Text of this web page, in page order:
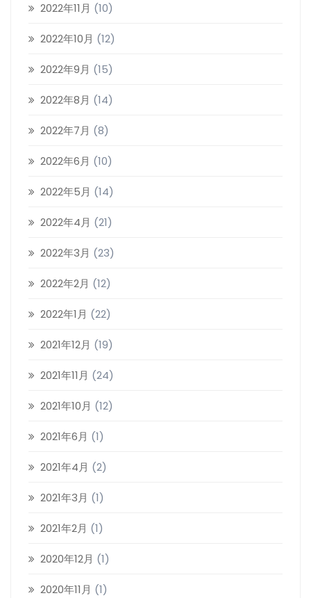
2022年11月 (10)
2022年10月 (12)
2022年9月 (15)
2022年8月 (14)
2022年7月 (8)
2022年6月 (10)
2022年5月 (14)
2022年4月 (21)
2022年3月 (23)
2022年2月 (12)
2022年1月 (22)
2021年12月 (19)
2021年11月 (24)
2021年10月 (12)
2021年6月 (1)
2021年4月 (2)
2021年3月 (1)
2021年2月 (1)
2020年12月 (1)
2020年11月 (1)